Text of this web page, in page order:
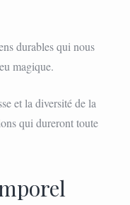
durables qui nous
magique.
et la diversité de la
qui dureront toute